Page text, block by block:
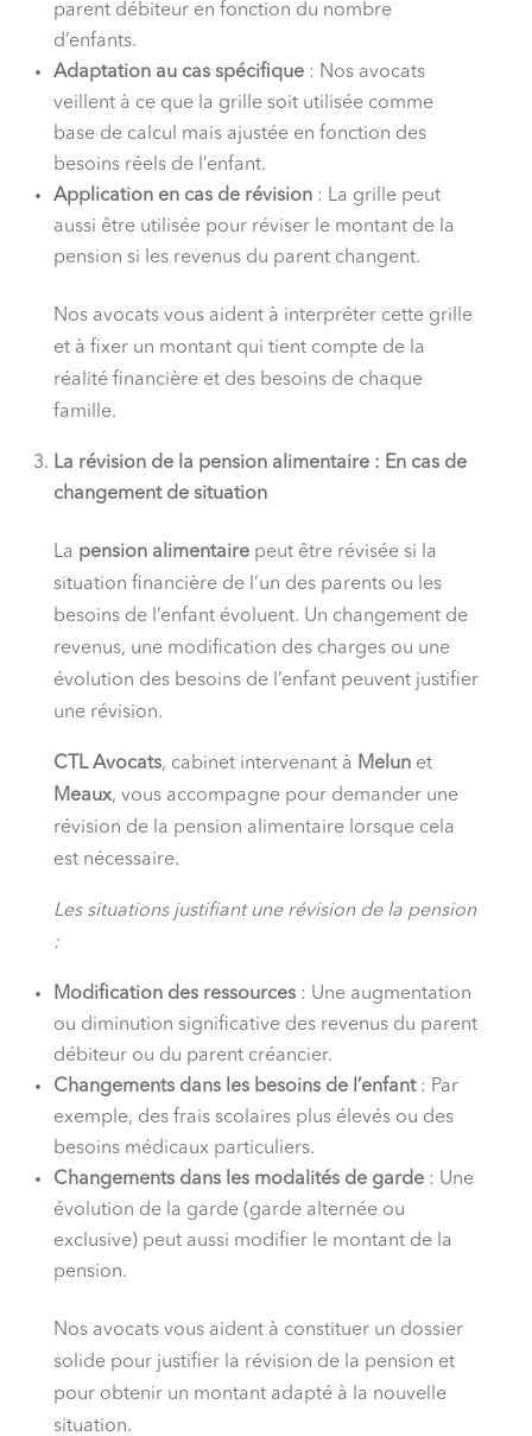
parent débiteur en fonction du nombre
d’enfants.
Adaptation au cas spécifique: Nos avocats
veillent à ce que la grille soit utilisée comme
base de calcul mais ajustée en fonction des
besoins réels de l’enfant.
Application en cas de révision: La grille peut
aussi être utilisée pour réviser le montant de la
pension si les revenus du parent changent.
Nos avocats vous aident à interpréter cette grille
et à fixer un montant qui tient compte de la
réalité financière et des besoins de chaque
famille.
La révision de la pension alimentaire : En cas de
changement de situation
La pension alimentairepeut être révisée si la
situation financière de l’un des parents ou les
besoins de l’enfant évoluent. Un changement de
revenus, une modification des charges ou une
évolution des besoins de l’enfant peuvent justifier
une révision.
CTL Avocats, cabinet intervenant à Melunet
Meaux, vous accompagne pour demander une
révision de la pension alimentaire lorsque cela
est nécessaire.
Les situations justifiant une révision de la pension
:
Modification des ressources: Une augmentation
ou diminution significative des revenus du parent
débiteur ou du parent créancier.
Changements dans les besoins de l’enfant: Par
exemple, des frais scolaires plus élevés ou des
besoins médicaux particuliers.
Changements dans les modalités de garde: Une
évolution de la garde (garde alternée ou
exclusive) peut aussi modifier le montant de la
pension.
Nos avocats vous aident à constituer un dossier
solide pour justifier la révision de la pension et
pour obtenir un montant adapté à la nouvelle
situation.